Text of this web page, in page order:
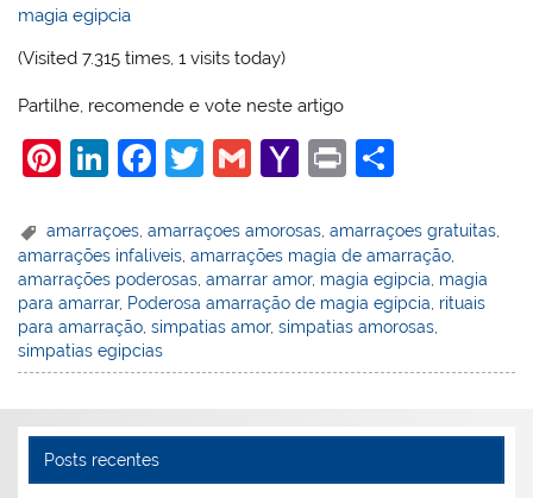
magia egipcia
(Visited 7.315 times, 1 visits today)
Partilhe, recomende e vote neste artigo
Pi
er
e
st
Li
k
e
dI
n
F
c
e
b
o
o
T
itt
er
G
ai
l
Y
h
o
o
M
ai
Pr
t
ar
e
amarraçoes ,amarraçoes amorosas ,amarraçoes gratuitas
amarrações infaliveis ,amarrações magia de amarração
amarrações poderosas ,amarrar amor, magia egipcia magia
para amarrar, Poderosa amarração de magia egípcia rituais
para amarração ,simpatias amor,simpatias amorosas
simpatias egipcias
Posts recentes